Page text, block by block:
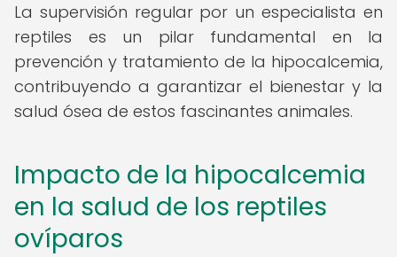
La supervisión regular por un especialista en
reptiles es un pilar fundamental en la
prevención y tratamiento de la hipocalcemia,
contribuyendo a garantizar el bienestar y la
salud ósea de estos fascinantes animales.
Impacto de la hipocalcemia
en la salud de los reptiles
ovíparos